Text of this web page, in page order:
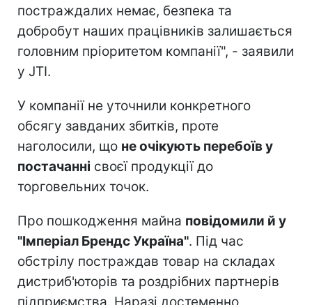
постраждалих немає, безпека та
добробут наших працівників залишається
головним пріоритетом компанії", - заявили
у JTI.
У компанії не уточнили конкретного
обсягу завданих збитків, проте
наголосили, що не очікують перебоїв у
постачанні своєї продукції до
торговельних точок.
Про пошкодження майна повідомили й у
"Імперіал Брендс Україна". Під час
обстрілу постраждав товар на складах
дистриб'юторів та роздрібних партнерів